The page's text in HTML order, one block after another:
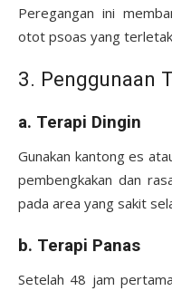
Peregangan ini
otot psoas yang
3. Penggunaan
a. Terapi Dingin
Gunakan kantong es
pembengkakan dan
pada area yang sakit
b. Terapi Panas
Setelah 48 jam